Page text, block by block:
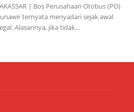
| Bos Perusahaan Otobus (PO)
ternyata menyadari sejak awal
Alasannya, jika tidak...